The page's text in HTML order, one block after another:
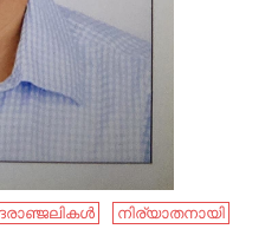
നിര്യാതനായി